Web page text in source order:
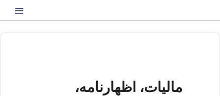
مالیات، اظهارنامه،